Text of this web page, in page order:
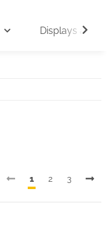
Displays auf
1 2 3